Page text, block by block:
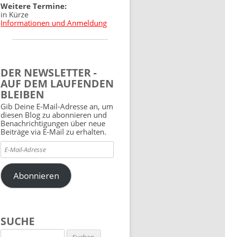
Weitere Termine:
in Kürze
Informationen und Anmeldung
DER NEWSLETTER -
AUF DEM LAUFENDEN
BLEIBEN
Gib Deine E-Mail-Adresse an, um
diesen Blog zu abonnieren und
Benachrichtigungen über neue
Beiträge via E-Mail zu erhalten.
E-
Mail-
Adresse
Abonnieren
SUCHE